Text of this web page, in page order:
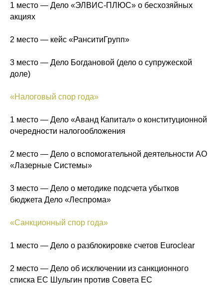
1 место — Дело «ЭЛВИС-ПЛЮС» о бесхозяйных
акциях
2 место — кейс «РанситиГрупп»
3 место — Дело Богдановой (дело о супружеской
доле)
«Налоговый спор года»
1 место — Дело «Аванд Капитал» о конституционной
очередности налогообложения
2 место — Дело о вспомогательной деятельности АО
«Лазерные Системы»
3 место — Дело о методике подсчета убытков
бюджета Дело «Леспрома»
«Санкционный спор года»
1 место — Дело о разблокировке счетов Euroclear
2 место — Дело об исключении из санкционного
списка ЕС Шульгин против Совета ЕС